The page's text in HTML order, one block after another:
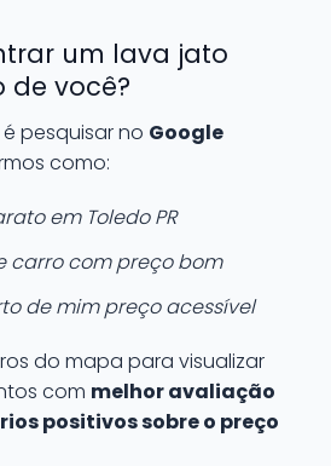
um lava jato
de você?
pesquisar no Google
como:
em Toledo PR
carro com preço bom
de mim preço acessível
do mapa para visualizar
com melhor avaliação
positivos sobre o preço